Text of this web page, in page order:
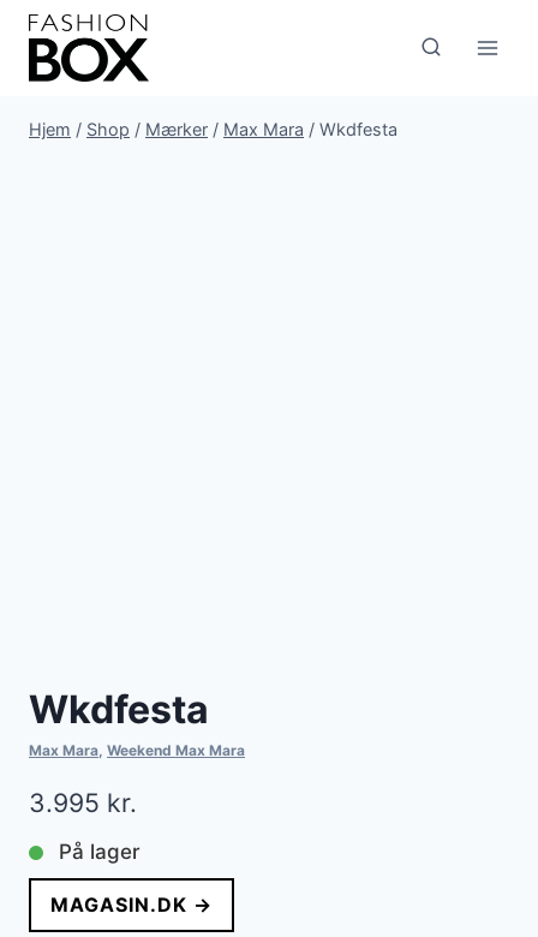
Fortsæt
indhold
Hjem / Shop / Mærker / Max Mara / Wkdfesta
Wkdfesta
Max Mara, Weekend Max Mara
3.995 kr.
På lager
MAGASIN.DK →